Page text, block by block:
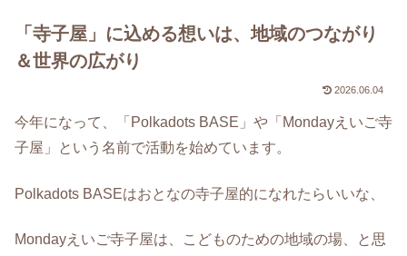
「寺子屋」に込める想いは、地域のつながり
＆世界の広がり
2026.06.04
今年になって、「Polkadots BASE」や「Mondayえいご寺
子屋」という名前で活動を始めています。
Polkadots BASEはおとなの寺子屋的になれたらいいな、
Mondayえいご寺子屋は、こどものための地域の場、と思